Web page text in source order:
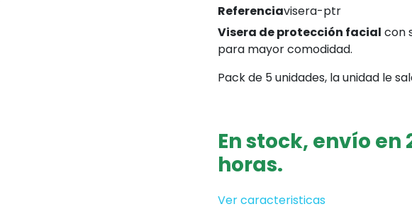
Referenciavisera-ptr
Visera de protección facial con
para mayor comodidad.
Pack de 5 unidades, la unidad le
En stock, envío en
horas.
Ver caracteristicas